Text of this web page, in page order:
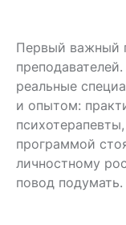
Первый важный
реальные
и опытом:
программой
личностному
повод подумать.